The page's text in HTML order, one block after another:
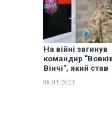
На війні загинув
командир
Вінчі", який став
08.03.2023